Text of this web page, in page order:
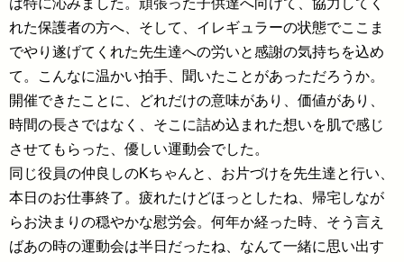
は特に沁みました。頑張った子供達へ向けて、協力してく
れた保護者の方へ、そして、イレギュラーの状態でここま
でやり遂げてくれた先生達への労いと感謝の気持ちを込め
て。こんなに温かい拍手、聞いたことがあっただろうか。
開催できたことに、どれだけの意味があり、価値があり、
時間の長さではなく、そこに詰め込まれた想いを肌で感じ
させてもらった、優しい運動会でした。
同じ役員の仲良しのKちゃんと、お片づけを先生達と行い、
本日のお仕事終了。疲れたけどほっとしたね、帰宅しなが
らお決まりの穏やかな慰労会。何年か経った時、そう言え
ばあの時の運動会は半日だったね、なんて一緒に思い出す